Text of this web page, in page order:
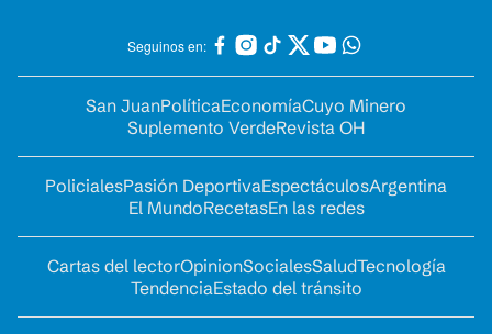
Seguinos en:
San JuanPolíticaEconomíaCuyo Minero
Suplemento VerdeRevista OH
PolicialesPasión DeportivaEspectáculosArgentina
El MundoRecetasEn las redes
Cartas del lectorOpinionSocialesSaludTecnología
TendenciaEstado del tránsito